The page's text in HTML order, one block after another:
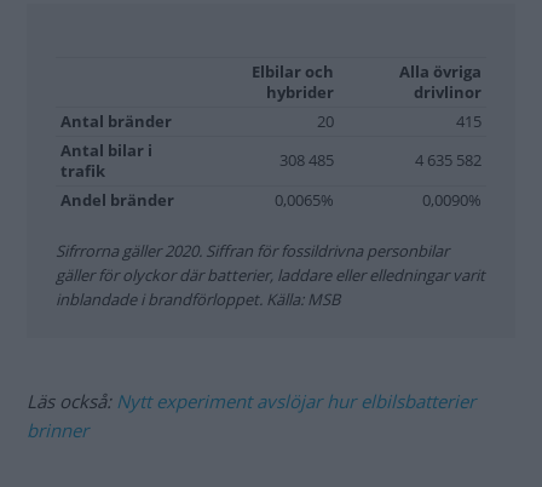
Elbilar och
hybrider
Alla övriga
drivlinor
Antal bränder
20
415
Antal bilar i
trafik
308 485
4 635 582
Andel bränder
0,0065% 0,0090%
Sifrrorna gäller 2020. Siffran för fossildrivna personbilar
gäller för olyckor där batterier, laddare eller elledningar varit
inblandade i brandförloppet. Källa: MSB
Läs också: Nytt experiment avslöjar hur elbilsbatterier
brinner